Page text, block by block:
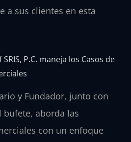
a sus clientes en esta
P.C. maneja los Casos de
y Fundador, junto con
bufete, aborda las
con un enfoque